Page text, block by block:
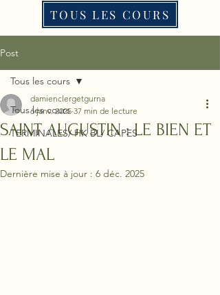
TOUS LES COURS
Post
Tous les cours
TERMINALES/ HK BL/ CAPES
Tous les cours
SAINT AUGUSTIN : LE BIEN ET
LE MAL
damienclergetgurna
6 janv. 2025 37 min de lecture
Dernière mise à jour : 6 déc. 2025